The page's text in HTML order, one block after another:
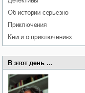
об истории серьезно
приключения
книги о приключениях
В этот день ...